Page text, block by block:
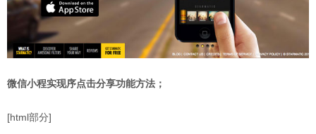
微信小程实现序点击分享功能方法；
[html部分]